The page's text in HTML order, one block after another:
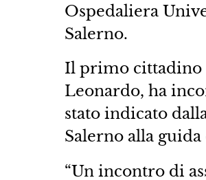
Ospedaliera
Salerno.
Il primo cittadino
Leonardo, ha
stato indicato
Salerno alla guida
“Un incontro di